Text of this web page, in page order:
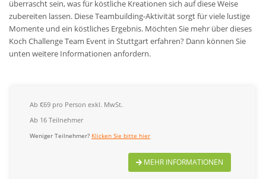
überrascht sein, was für köstliche Kreationen sich auf diese Weise
zubereiten lassen. Diese Teambuilding-Aktivität sorgt für viele lustige
Momente und ein köstliches Ergebnis. Möchten Sie mehr über dieses
Koch Challenge Team Event in Stuttgart erfahren? Dann können Sie
unten weitere Informationen anfordern.
Ab €69 pro Person exkl. MwSt.
Ab 16 Teilnehmer
Weniger Teilnehmer? Klicken Sie bitte hier
MEHR INFORMATIONEN